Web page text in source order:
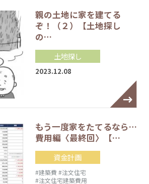
親の土地に家を建てる
ぞ！（２）【土地探し
の…
土地探し
2023.12.08
もう一度家をたてるなら…
費用編〈最終回〉【…
資金計画
#建築費 #注文住宅
#注文住宅建築費用